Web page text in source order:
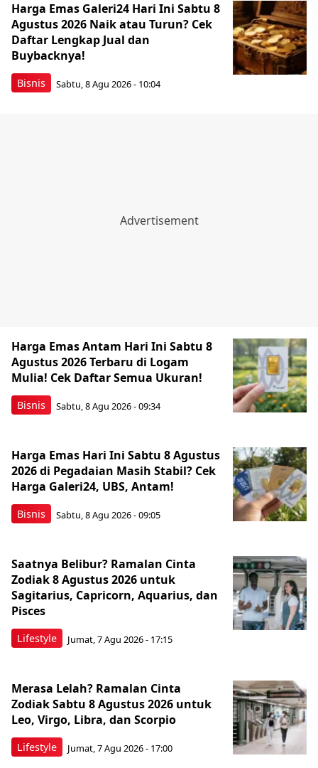
Bisnis
Harga Emas Galeri24 Hari Ini Sabtu 8
Agustus 2026 Naik atau Turun? Cek
Daftar Lengkap Jual dan
Buybacknya!
Sabtu, 8 Agu 2026 - 10:04
Bisnis
Harga Emas Antam Hari Ini Sabtu 8
Agustus 2026 Terbaru di Logam
Mulia! Cek Daftar Semua Ukuran!
Sabtu, 8 Agu 2026 - 09:34
Bisnis
Harga Emas Hari Ini Sabtu 8 Agustus
2026 di Pegadaian Masih Stabil? Cek
Harga Galeri24, UBS, Antam!
Sabtu, 8 Agu 2026 - 09:05
Lifestyle
Saatnya Belibur? Ramalan Cinta
Zodiak 8 Agustus 2026 untuk
Sagitarius, Capricorn, Aquarius, dan
Pisces
Jumat, 7 Agu 2026 - 17:15
Lifestyle
Merasa Lelah? Ramalan Cinta
Zodiak Sabtu 8 Agustus 2026 untuk
Leo, Virgo, Libra, dan Scorpio
Jumat, 7 Agu 2026 - 17:00